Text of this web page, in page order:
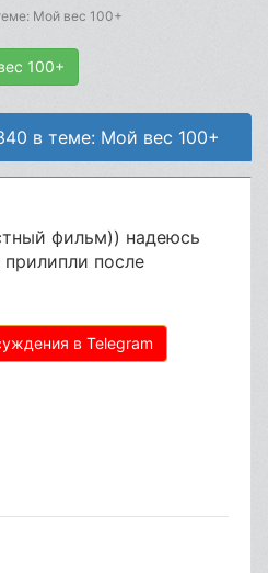
Мой вес 100+
100+
в теме: Мой вес 100+
фильм)) надеюсь
после
в Telegram